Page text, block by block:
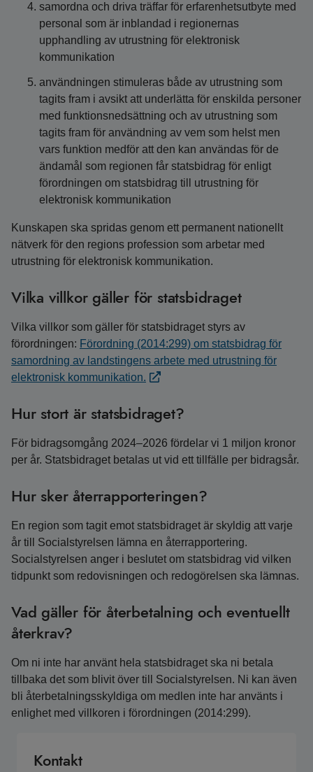
samordna och driva träffar för erfarenhetsutbyte med
personal som är inblandad i regionernas
upphandling av utrustning för elektronisk
kommunikation
användningen stimuleras både av utrustning som
tagits fram i avsikt att underlätta för enskilda personer
med funktionsnedsättning och av utrustning som
tagits fram för användning av vem som helst men
vars funktion medför att den kan användas för de
ändamål som regionen får statsbidrag för enligt
förordningen om statsbidrag till utrustning för
elektronisk kommunikation
Kunskapen ska spridas genom ett permanent nationellt
nätverk för den regions profession som arbetar med
utrustning för elektronisk kommunikation.
Vilka villkor gäller för statsbidraget
Vilka villkor som gäller för statsbidraget styrs av
förordningen: Förordning (2014:299) om statsbidrag för
samordning av landstingens arbete med utrustning för
elektronisk kommunikation.
Hur stort är statsbidraget?
För bidragsomgång 2024–2026 fördelar vi 1 miljon kronor
per år. Statsbidraget betalas ut vid ett tillfälle per bidragsår.
Hur sker återrapporteringen?
En region som tagit emot statsbidraget är skyldig att varje
år till Socialstyrelsen lämna en återrapportering.
Socialstyrelsen anger i beslutet om statsbidrag vid vilken
tidpunkt som redovisningen och redogörelsen ska lämnas.
Vad gäller för återbetalning och eventuellt
återkrav?
Om ni inte har använt hela statsbidraget ska ni betala
tillbaka det som blivit över till Socialstyrelsen. Ni kan även
bli återbetalningsskyldiga om medlen inte har använts i
enlighet med villkoren i förordningen (2014:299).
Kontakt